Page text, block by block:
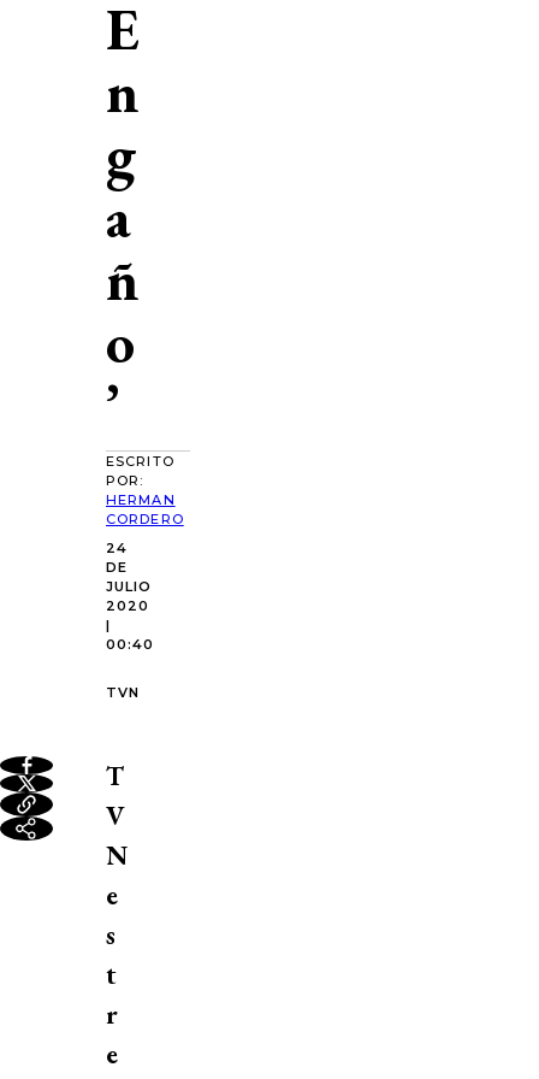
E
n
g
a
ñ
o
’
ESCRITO
POR:
HERMAN
CORDERO
24
DE
JULIO
2020
|
00:40
TVN
T
V
N
e
s
t
r
e